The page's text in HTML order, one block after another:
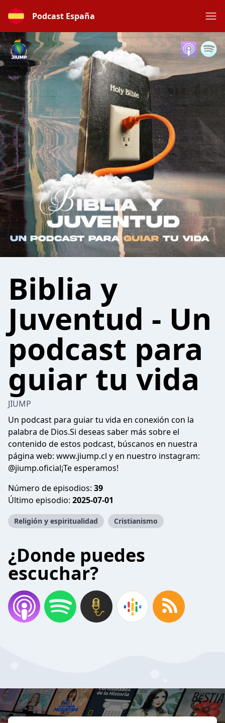
Podcast España
Biblia y
Juventud - Un
podcast para
guiar tu vida
JIUMP
Un podcast para guiar tu vida en conexión con la
palabra de Dios.Si deseas saber más sobre el
contenido de estos podcast, búscanos en nuestra
página web: www.jiump.cl y en nuestro instagram:
@jiump.oficial¡Te esperamos!
Número de episodios: 39
Último episodio: 2025-07-01
Religión y espiritualidad Cristianismo
¿Donde puedes
escuchar?